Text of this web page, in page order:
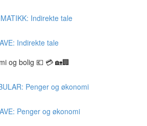
Indirekte tale
Indirekte tale
og bolig 💶 💳 🏡🏢
Penger og økonomi
Penger og økonomi